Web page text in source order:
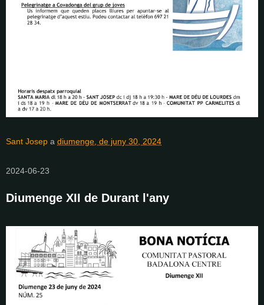
Sant Josep a diumenge, de juny 30, 2024
2024-06-23
Diumenge XII de Durant l'any